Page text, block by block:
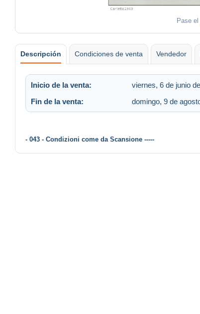
Pase
Descripción Condiciones de venta Vendedor
Inicio de la venta: viernes, 6 de junio
Fin de la venta:
domingo, 9 de
- 043 - Condizioni come da Scansione -----